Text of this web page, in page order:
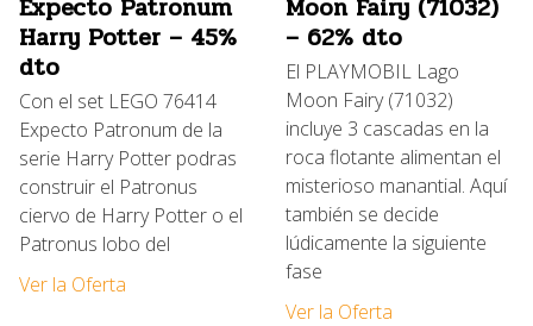
Expecto Patronum
Harry Potter – 45%
dto
Con el set LEGO 76414
Expecto Patronum de la
serie Harry Potter podras
construir el Patronus
ciervo de Harry Potter o el
Patronus lobo del
Ver la Oferta
Moon Fairy (71032)
– 62% dto
El PLAYMOBIL Lago
Moon Fairy (71032)
incluye 3 cascadas en la
roca flotante alimentan el
misterioso manantial. Aquí
también se decide
lúdicamente la siguiente
fase
Ver la Oferta